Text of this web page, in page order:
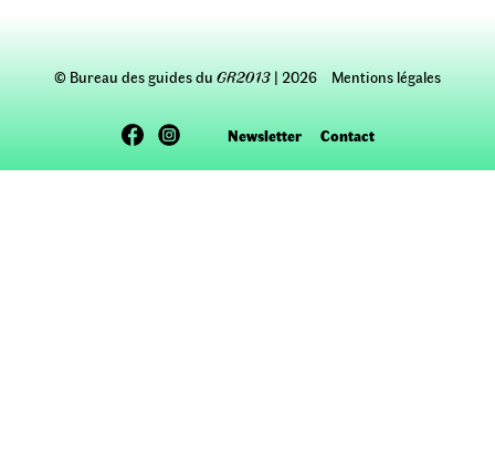
© Bureau des guides du GR2013 | 2026 Mentions légales
Newsletter Contact